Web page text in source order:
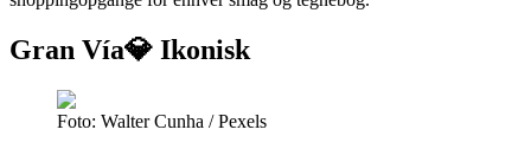
Gran Vía💎 Ikonisk
Foto: Walter Cunha / Pexels